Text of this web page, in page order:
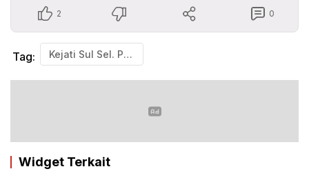
2 0
Tag: Kejati Sul Sel. Pidsus kejaksaan negeri Sulawesi Selatan.
Widget Terkait